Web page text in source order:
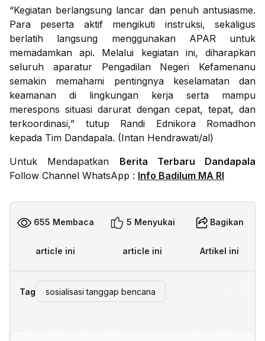
“Kegiatan berlangsung lancar dan penuh antusiasme.
Para peserta aktif mengikuti instruksi, sekaligus
berlatih langsung menggunakan APAR untuk
memadamkan api. Melalui kegiatan ini, diharapkan
seluruh aparatur Pengadilan Negeri Kefamenanu
semakin memahami pentingnya keselamatan dan
keamanan di lingkungan kerja serta mampu
merespons situasi darurat dengan cepat, tepat, dan
terkoordinasi,” tutup Randi Ednikora Romadhon
kepada Tim Dandapala. (Intan Hendrawati/al)
Untuk Mendapatkan Berita Terbaru Dandapala
Follow Channel WhatsApp : Info Badilum MA RI
655 Membaca
article ini
5 Menyukai
article ini
Bagikan
Artikel ini
Tag sosialisasi tanggap bencana